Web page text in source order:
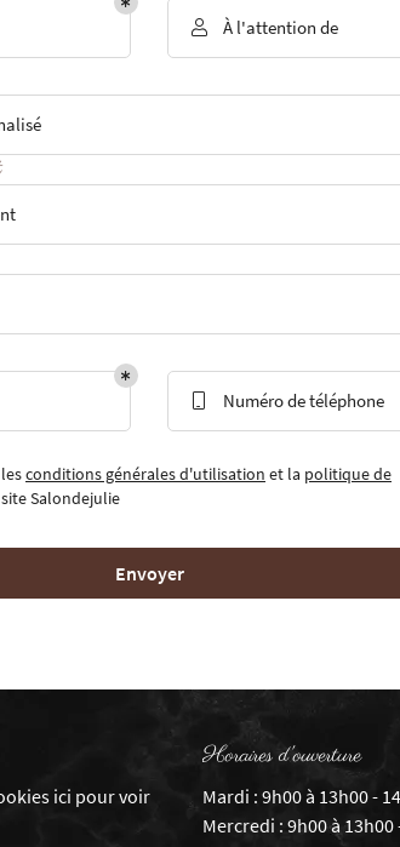
 À l'attention de
Numéro de téléphone
conditions générales d'utilisation et la politique de
Salondejulie
Envoyer
ici pour voir
Horaires d'ouverture
Mardi : 9h00 à 13h00 -
Mercredi : 9h00 à 13h00